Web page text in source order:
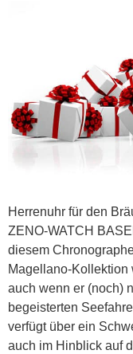
Herrenuhr für den
ZENO-WATCH
diesem
Magellano-Kollektion
auch wenn er (noch)
begeisterten
verfügt über ein
auch im Hinblick auf